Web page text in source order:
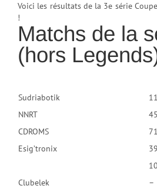
Voici les résultats de la 3e série
!
Matchs de la
(hors
Sudriabotik
NNRT
45
CDROMS
71
Esig’tronix
39
Clubelek
–